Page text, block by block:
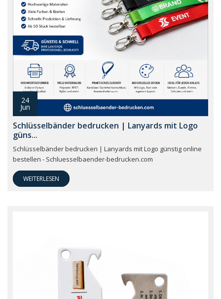
24
Jun
Schlüsselbänder bedrucken | Lanyards mit Logo
güns...
Schlüsselbänder bedrucken | Lanyards mit Logo günstig online
bestellen - Schluesselbaender-bedrucken.com
WEITERLESEN